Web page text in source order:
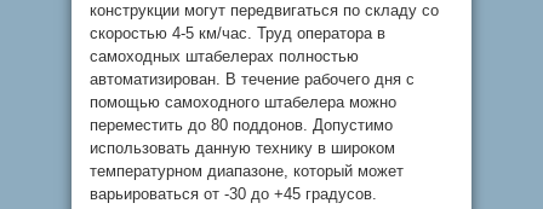
конструкции могут передвигаться по складу со
скоростью 4-5 км/час. Труд оператора в
самоходных штабелерах полностью
автоматизирован. В течение рабочего дня с
помощью самоходного штабелера можно
переместить до 80 поддонов. Допустимо
использовать данную технику в широком
температурном диапазоне, который может
варьироваться от -30 до +45 градусов.